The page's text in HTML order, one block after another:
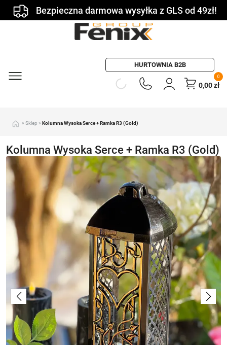
Bezpieczna darmowa wysyłka z GLS od 49zł!
HURTOWNIA B2B
0
0,00zł
» Sklep » Kolumna Wysoka Serce + Ramka R3 (Gold)
Kolumna Wysoka Serce + Ramka R3 (Gold)